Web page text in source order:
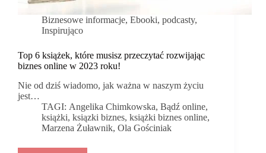
Biznesowe informacje, Ebooki, podcasty,
Inspirująco
Top 6 książek, które musisz przeczytać rozwijając
biznes online w 2023 roku!
Nie od dziś wiadomo, jak ważna w naszym życiu
jest…
TAGI: Angelika Chimkowska,Bądź online,
książki, ksiązki biznes, książki biznes online,
Marzena Żuławnik, Ola Gościniak